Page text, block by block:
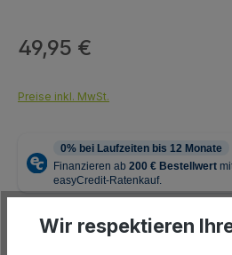
Regulärer Preis:
49,95 €
Preise inkl. MwSt.
Produkt Anzahl: Gib
In
Wir respektieren